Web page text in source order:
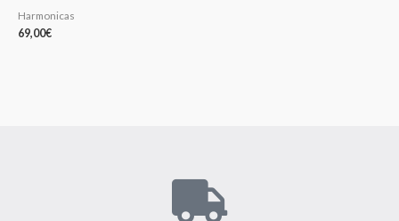
Harmonicas
69,00€